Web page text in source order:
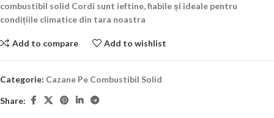
combustibil solid Cordi sunt ieftine, fiabile și ideale pentru
condițiile climatice din tara noastra
Add to compare Add to wishlist
Categorie: Cazane Pe Combustibil Solid
Share: